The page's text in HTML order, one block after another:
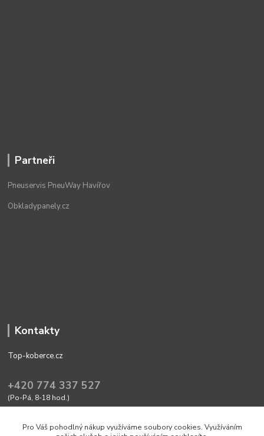
Partneři
Pneuservis PneuWay Havířov
Obkladypanely.cz
Kontakty
Top-koberce.cz
+420 774 337 527
(Po-Pá, 8-18 hod.)
Pro Váš pohodlný nákup využíváme soubory cookies. Využíváním